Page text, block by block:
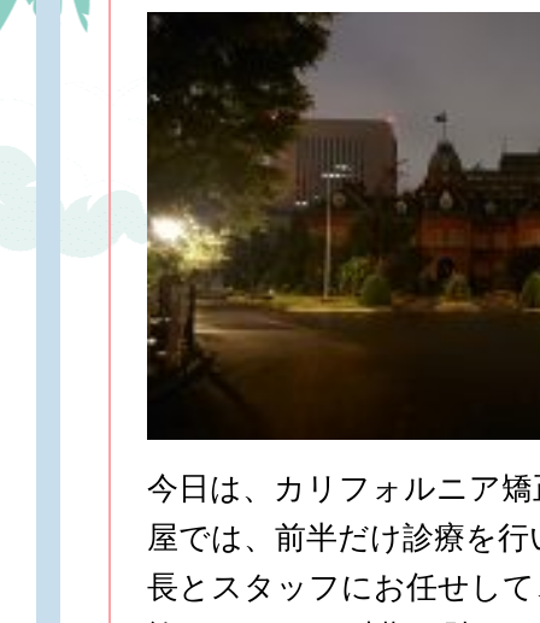
今日は、カリフォルニア
屋では、前半だけ診療を
長とスタッフにお任せし